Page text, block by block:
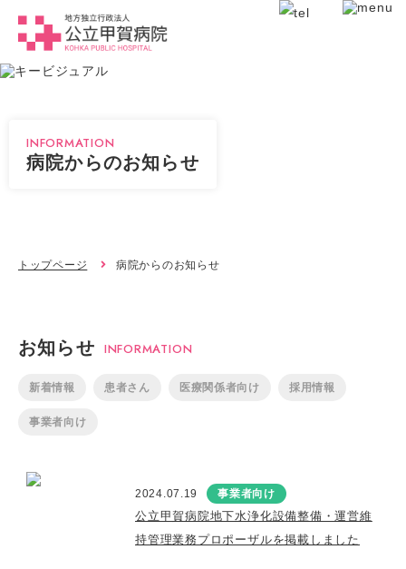
INFORMATION
病院からのお知らせ
トップページ 病院からのお知らせ
お知らせ INFORMATION
新着情報 患者さん 医療関係者向け 採用情報
事業者向け
2024.07.19 事業者向け
公立甲賀病院地下水浄化設備整備・運営維
持管理業務プロポーザルを掲載しました